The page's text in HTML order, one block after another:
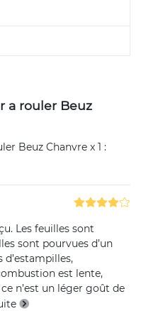
a rouler Beuz
Beuz Chanvre x 1 :
Les feuilles sont
sont pourvues d’un
est lente,
n’est un léger goût de